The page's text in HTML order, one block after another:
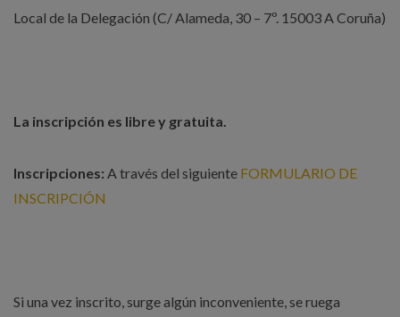
Local de la Delegación (C/ Alameda, 30 – 7º. 15003 A Coruña)
La inscripción es libre y gratuita.
Inscripciones: A través del siguiente FORMULARIO DE
INSCRIPCIÓN
Si una vez inscrito, surge algún inconveniente, se ruega